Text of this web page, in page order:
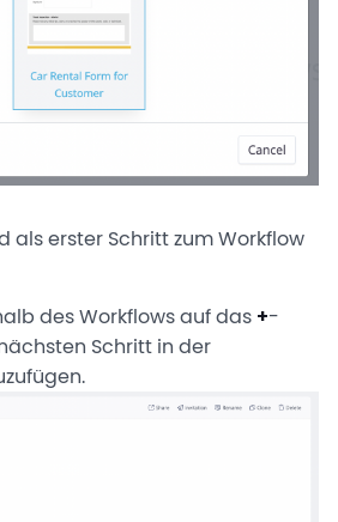
als erster Schritt zum Workflow
des Workflows auf das +-
Schritt in der